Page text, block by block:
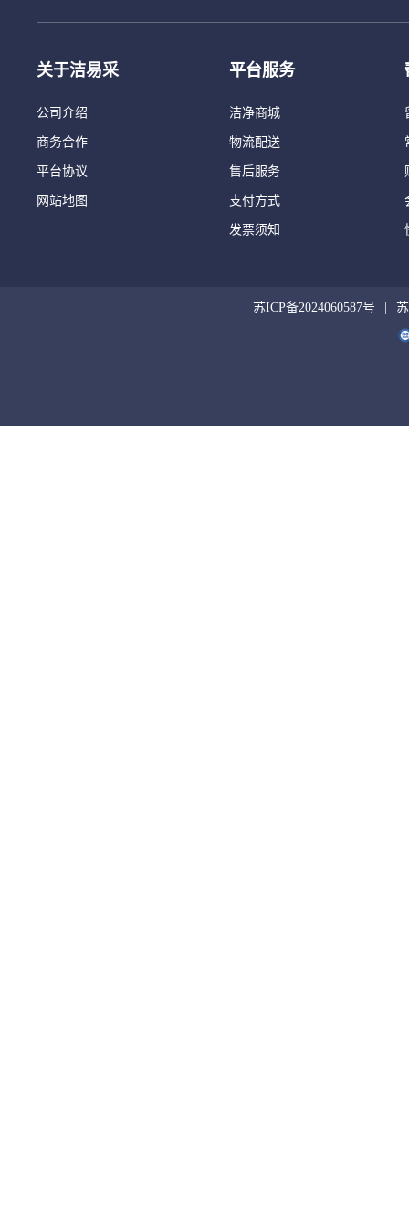
关于洁易采
公司介绍
商务合作
平台协议
网站地图
平台服务
洁净商城
物流配送
售后服务
支付方式
发票须知
苏ICP备2024060587号